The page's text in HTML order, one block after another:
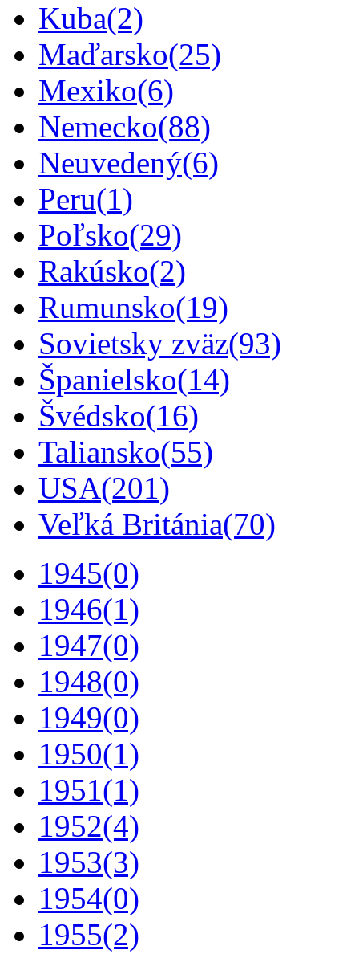
Kuba(2)
Maďarsko(25)
Mexiko(6)
Nemecko(88)
Neuvedený(6)
Peru(1)
Poľsko(29)
Rakúsko(2)
Rumunsko(19)
Sovietsky zväz(93)
Španielsko(14)
Švédsko(16)
Taliansko(55)
USA(201)
Veľká Británia(70)
1945(0)
1946(1)
1947(0)
1948(0)
1949(0)
1950(1)
1951(1)
1952(4)
1953(3)
1954(0)
1955(2)